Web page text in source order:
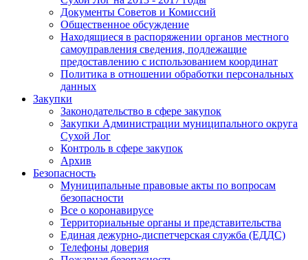
Документы Советов и Комиссий
Общественное обсуждение
Находящиеся в распоряжении органов местного
самоуправления сведения, подлежащие
предоставлению с использованием координат
Политика в отношении обработки персональных
данных
Закупки
Законодательство в сфере закупок
Закупки Администрации муниципального округа
Сухой Лог
Контроль в сфере закупок
Архив
Безопасность
Муниципальные правовые акты по вопросам
безопасности
Все о коронавирусе
Территориальные органы и представительства
Единая дежурно-диспетчерская служба (ЕДДС)
Телефоны доверия